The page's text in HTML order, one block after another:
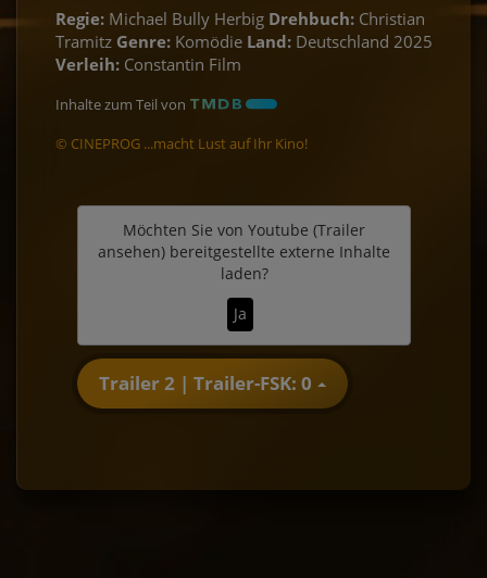
Regie: Michael Bully Herbig Drehbuch: Christian
Tramitz Genre: Komödie Land: Deutschland 2025
Verleih: Constantin Film
Inhalte zum Teil von
© CINEPROG ...macht Lust auf Ihr Kino!
Möchten Sie von Youtube (Trailer
ansehen) bereitgestellte externe Inhalte
laden?
Ja
Trailer 2 | Trailer-FSK: 0